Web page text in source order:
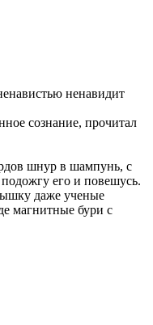
ненавидит
сознание, прочитал
шнур в шампунь, с
его и повешусь.
даже ученые
магнитные бури с